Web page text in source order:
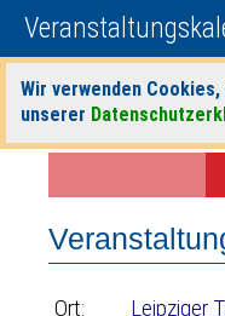
Wir verwenden
unsererStartseite>
Ort:
Leipziger